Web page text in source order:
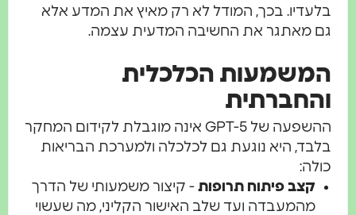
בכך, המודל לא רק מאיץ את המדע אלא
מאתגר את החשיבה המדעית עצמה.
הכלכלית
ההשפעה של GPT-5 אינה מוגבלת לקידום המחקר
היא נוגעת גם לכלכלה ולמערכת הבריאות
קצב פיתוח תרופות- קיצור משמעותי של הדרך
מהמעבדה ועד שלב האישור הקליני, מה שעשוי